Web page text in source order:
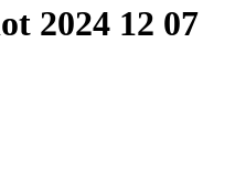
2024 12 07